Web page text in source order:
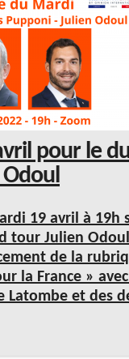
pour le
19 avril à 19h
tour Julien
de la
la France »
Latombe et des